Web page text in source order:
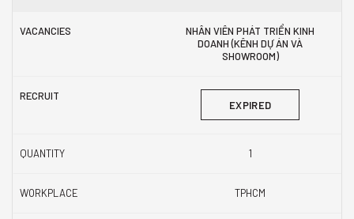
NHÂN VIÊN PHÁT TRIỂN KINH
DOANH (KÊNH DỰ ÁN VÀ
SHOWROOM)
EXPIRED
1
TPHCM